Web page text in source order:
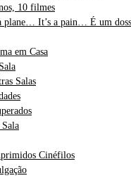
10 filmes
plane… It’s a pain… É um
em Casa
Salas
Sala
Cinéfilos